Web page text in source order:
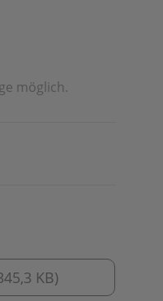
möglich.
KB)